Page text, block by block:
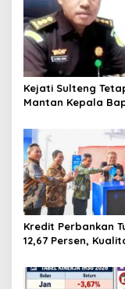
Kejati Sulteng
Mantan Kepala
Korupsi Pajak
Pertambangan
Kredit Perbankan
12,67 Persen,
Tetap Kokoh Juni